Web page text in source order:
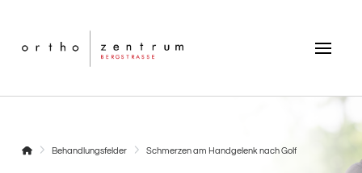
StartseiteBehandlungsfelder Schmerzen am Handgelenk nach Golf